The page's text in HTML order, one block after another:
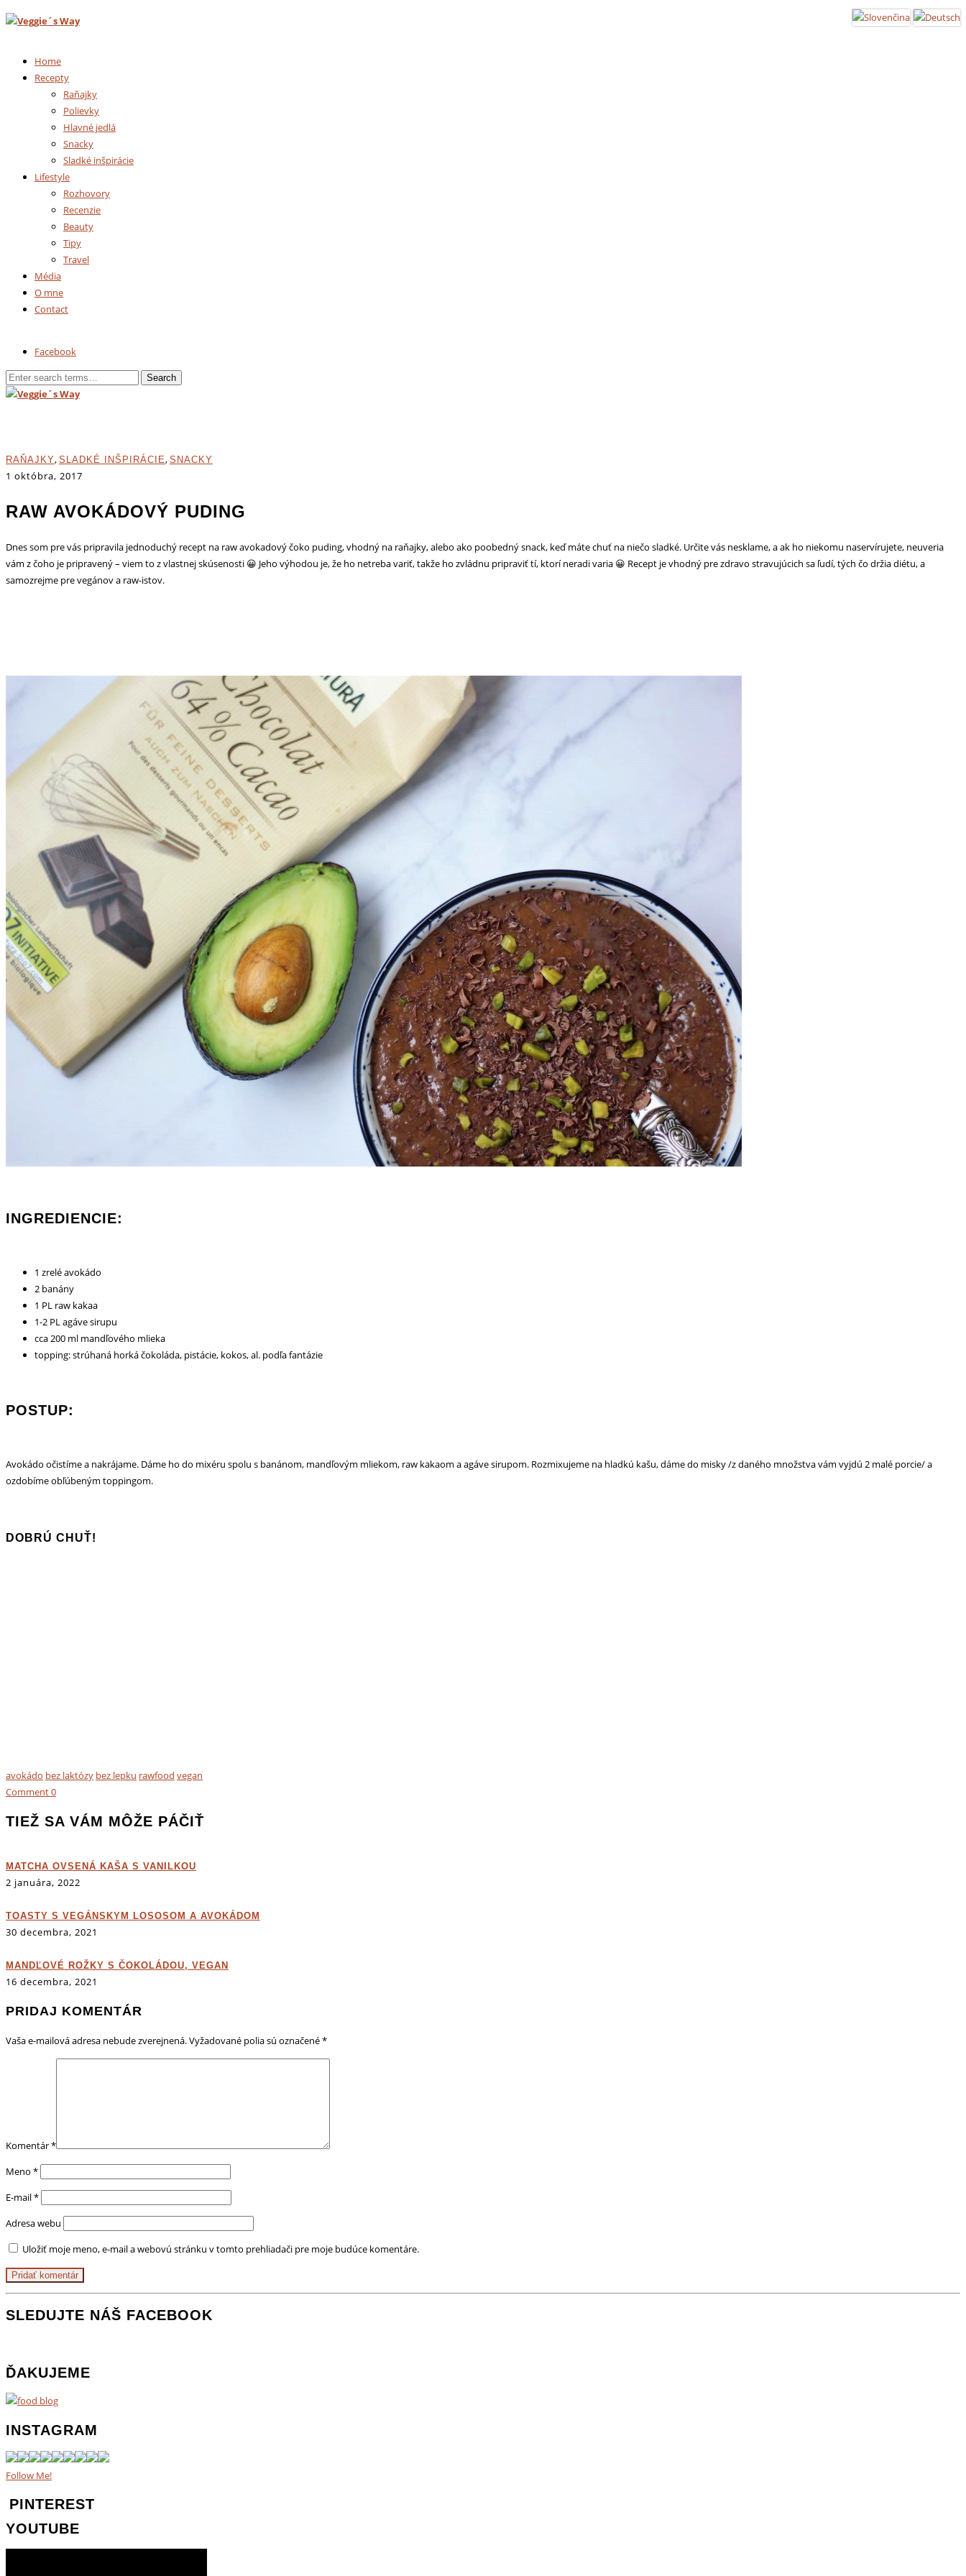
Home
Recepty
Raňajky
Polievky
Hlavné jedlá
Snacky
Sladké inšpirácie
Lifestyle
Rozhovory
Recenzie
Beauty
Tipy
Travel
Média
O mne
Contact
Facebook
RAŇAJKY, SLADKÉ INŠPIRÁCIE, SNACKY
1 októbra, 2017
RAW AVOKÁDOVÝ PUDING
Dnes som pre vás pripravila jednoduchý recept na raw avokadový čoko puding, vhodný na raňajky, alebo ako poobedný snack, keď máte chuť na niečo sladké. Určite vás nesklame, a ak ho niekomu naservírujete, neuveria
vám z čoho je pripravený – viem to z vlastnej skúsenosti 😀 Jeho výhodou je, že ho netreba variť, takže ho zvládnu pripraviť tí, ktorí neradi varia 😀 Recept je vhodný pre zdravo stravujúcich sa ľudí, tých čo držia diétu, a
samozrejme pre vegánov a raw-istov.
INGREDIENCIE:
1 zrelé avokádo
2 banány
1 PL raw kakaa
1-2 PL agáve sirupu
cca 200 ml mandľového mlieka
topping: strúhaná horká čokoláda, pistácie, kokos, al. podľa fantázie
POSTUP:
Avokádo očistíme a nakrájame. Dáme ho do mixéru spolu s banánom, mandľovým mliekom, raw kakaom a agáve sirupom. Rozmixujeme na hladkú kašu, dáme do misky /z daného množstva vám vyjdú 2 malé porcie/ a
ozdobíme obľúbeným toppingom.
DOBRÚ CHUŤ!
avokádo bez laktózy bez lepku rawfood vegan
Comment0
TIEŽ SA VÁM MÔŽE PÁČIŤ
MATCHA OVSENÁ KAŠA S VANILKOU
2 januára, 2022
TOASTY S VEGÁNSKYM LOSOSOM A AVOKÁDOM
30 decembra, 2021
MANDĽOVÉ ROŽKY S ČOKOLÁDOU, VEGAN
16 decembra, 2021
PRIDAJ KOMENTÁR
Vaša e-mailová adresa nebude zverejnená.Vyžadované polia sú označené*
Komentár*
Meno *
E-mail*
Adresa webu
Uložiť moje meno, e-mail a webovú stránku v tomto prehliadači pre moje budúce komentáre.
SLEDUJTE NÁŠ FACEBOOK
ĎAKUJEME
INSTAGRAM
Follow Me!
PINTEREST
YOUTUBE